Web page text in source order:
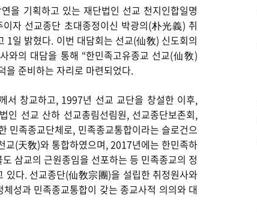
을 기획하고 있는 재단법인 선교 천지인합일명
이자 선교종단 초대종정이신 박광의(朴光義) 취
1일 밝혔다. 이번 대담회는 선교(仙敎) 신도회의
와의 대담을 통해 “한민족고유종교 선교(仙敎)
을 준비하는 자리로 마련되었다.
서 창교하고, 1997년 선교 교단을 창설한 이후,
인 선교 산하 선교총림선림원, 선교종단보존회,
민족종교단체로, 민족종교통합이라는 슬로건으
교(天敎)와 통합하였으며, 2017년에는 한민족하
삼교의 근원종임을 선포하는 등 민족종교의 정
있다. 선교종단(仙敎宗團)을 설립한 취정원사와
성과 민족종교통합이 갖는 종교사적 의의와 대